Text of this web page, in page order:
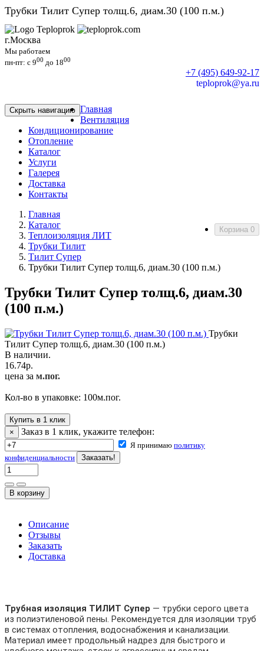
Трубки Тилит Супер толщ.6, диам.30 (100 п.м.)
г.Москва
Мы работаем
пн-пт: c 900 до 1800
+7 (495) 649-92-17
teploprok@ya.ru
Скрыть навигацию Главная
Вентиляция
Кондиционирование
Отопление
Каталог
Услуги
Галерея
Доставка
Контакты
Корзина 0
Главная
Каталог
Теплоизоляция ЛИТ
Трубки Тилит
Тилит Супер
Трубки Тилит Супер толщ.6, диам.30 (100 п.м.)
Трубки Тилит Супер толщ.6, диам.30
(100 п.м.)
Трубки
Тилит Супер толщ.6, диам.30 (100 п.м.)
В наличии.
16.74р.
цена за м.пог.
Кол-во в упаковке: 100м.пог.
Купить в 1 клик
×
Заказ в 1 клик, укажите телефон:
Я принимаю политику
конфиденциальности
Описание
Отзывы
Заказать
Доставка
Трубная изоляция ТИЛИТ Супер — трубки серого цвета
из полиэтиленовой пены. Рекомендуется для изоляции труб
в системах отопления, водоснабжения и канализации.
Материал имеет продольный надрез для быстрого и